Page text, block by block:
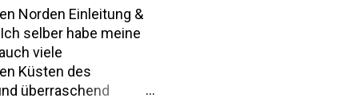
Norden Einleitung &
selber habe meine
viele
Küsten des
überraschend